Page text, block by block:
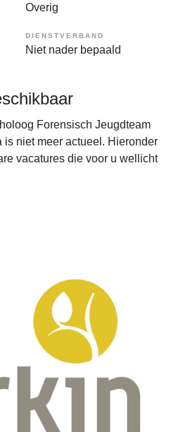
Overig
DIENSTVERBAND
Niet nader bepaald
Forensisch Jeugdteam
is niet meer actueel. Hieronder
vacatures die voor u wellicht